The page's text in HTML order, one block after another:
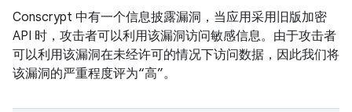
Conscrypt 中有一个信息披露漏洞，当应用采用旧版加密
API 时，攻击者可以利用该漏洞访问敏感信息。由于攻击者
可以利用该漏洞在未经许可的情况下访问数据，因此我们将
该漏洞的严重程度评为“高”。